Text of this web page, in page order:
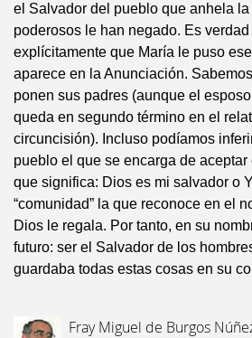
el Salvador del pueblo que anhela
poderosos le han negado. Es
explícitamente que María le puso
aparece en la Anunciación.
ponen sus padres (aunque el
queda en segundo término en el
circuncisión). Incluso podíamos
pueblo el que se encarga de
que significa: Dios es mi salvador o
“comunidad” la que reconoce en el
Dios le regala. Por tanto, en su
futuro: ser el Salvador de los
guardaba todas estas cosas en su
Fray Miguel de Burgos